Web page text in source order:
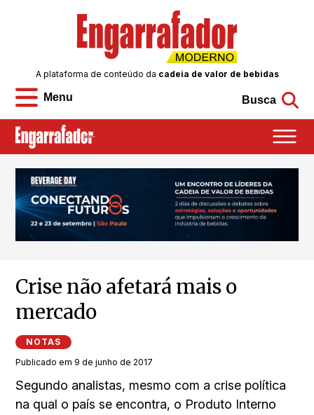
Menu
A plataforma de conteúdo da cadeia de valor de bebidas
Busca
Crise não afetará mais o
mercado
NOTAS
Publicado em 9 de junho de 2017
Segundo analistas, mesmo com a crise política
na qual o país se encontra, o Produto Interno